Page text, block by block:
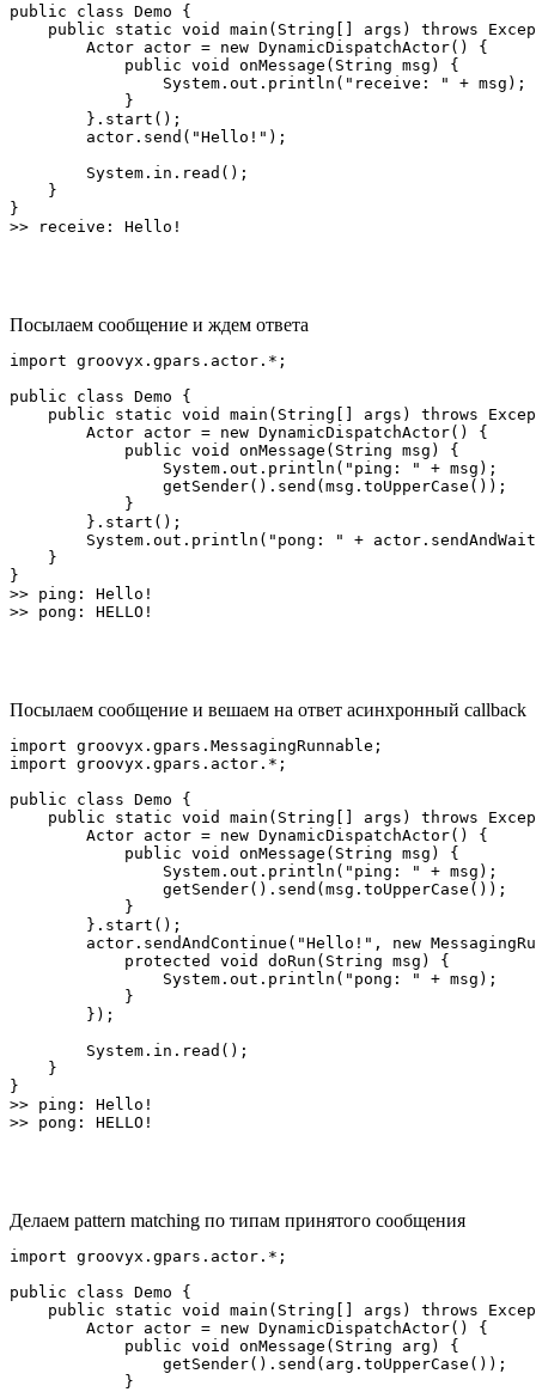
public class Demo {
public static void main(String[] args) throws
        Actor actor = new DynamicDispatchActor() {
            public void onMessage(String msg) {
                System.out.println("receive: " + msg);
            }
        }.start();
        actor.send("Hello!");
        System.in.read();
    }
}
Посылаем сообщение и ждем ответа
import groovyx.gpars.actor.*;
public class Demo {
public static void main(String[] args) throws
        Actor actor = new DynamicDispatchActor() {
            public void onMessage(String msg) {
                System.out.println("ping: " + msg);
                getSender().send(msg.toUpperCase());
            }
        }.start();
System.out.println("pong: " +
    }
}
>> ping: Hello!
Посылаем сообщение и вешаем на ответ асинхронный callback
import groovyx.gpars.MessagingRunnable;
import groovyx.gpars.actor.*;
public class Demo {
public static void main(String[] args) throws
        Actor actor = new DynamicDispatchActor() {
            public void onMessage(String msg) {
                System.out.println("ping: " + msg);
                getSender().send(msg.toUpperCase());
            }
        }.start();
actor.sendAndContinue("Hello!", new
            protected void doRun(String msg) {
                System.out.println("pong: " + msg);
            }
        });
        System.in.read();
    }
}
>> ping: Hello!
Делаем pattern matching по типам принятого сообщения
import groovyx.gpars.actor.*;
public class Demo {
public static void main(String[] args) throws
        Actor actor = new DynamicDispatchActor() {
            public void onMessage(String arg) {
                getSender().send(arg.toUpperCase());
            }